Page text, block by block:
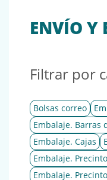
ENVÍO Y
Filtrar por
Bolsas correo
Embalaje. Barras
Embalaje. Cajas
Embalaje.
Embalaje.